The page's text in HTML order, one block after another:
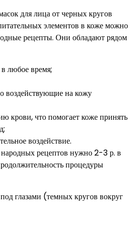
для лица от черных кругов
элементов в коже можно
рецепты. Они обладают рядом
любое время;
воздействующие на кожу
крови, что помогает коже принять
воздействие.
рецептов нужно 2-3 р. в
процедуры
глазами (темных кругов вокруг